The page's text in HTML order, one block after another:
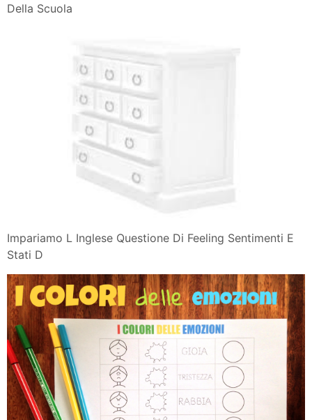
Della Scuola
Impariamo L Inglese Questione Di Feeling Sentimenti E
Stati D